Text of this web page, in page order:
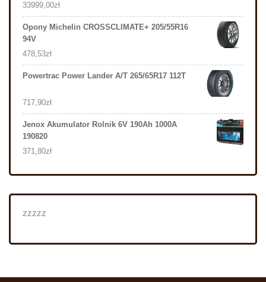
33999,00zł
Opony Michelin CROSSCLIMATE+ 205/55R16
94V
478,53zł
Powertrac Power Lander A/T 265/65R17 112T
717,90zł
Jenox Akumulator Rolnik 6V 190Ah 1000A
190820
371,80zł
zzzzz